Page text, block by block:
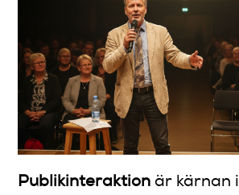
Publikinteraktion är kärnan i